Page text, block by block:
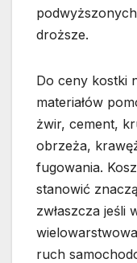
droższe.
Do ceny kostki
materiałów
żwir, cement,
obrzeża,
fugowania.
stanowić
zwłaszcza jeśli
ruch